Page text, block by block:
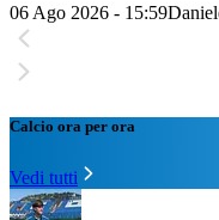
06 Ago 2026 - 15:59
Calcio ora per ora
Vedi tutti